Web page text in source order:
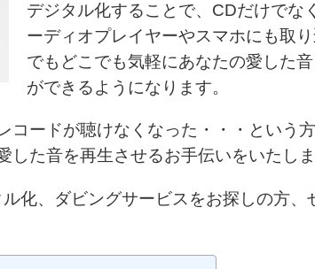
デジタル化することで、CDだけでな
ーディオプレイヤーやスマホにも取
でもどこでも気軽にあなたの愛した
ができるようになります。
コードが聴けなくなった・・・という
した音を再生させるお手伝いをいたしま
化、ダビングサービスをお探しの方、